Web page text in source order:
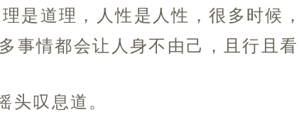
是道理，人性是人性，很多时候
事情都会让人身不由己，且行且
叹息道。